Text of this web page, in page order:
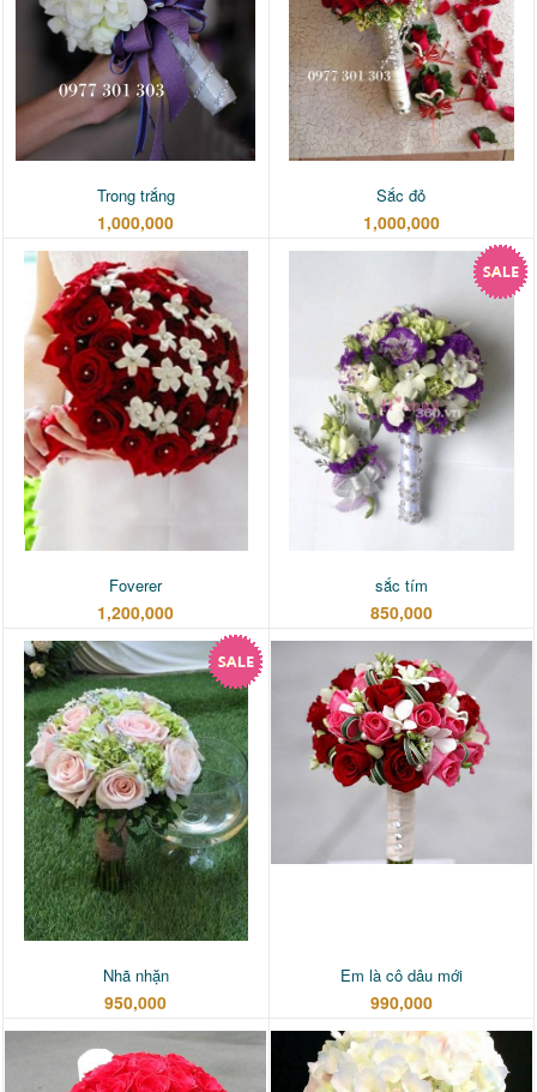
Trong trắng
1,000,000
Sắc đỏ
1,000,000
Foverer
1,200,000
sắc tím
850,000
Nhã nhặn
950,000
Em là cô dâu mới
990,000